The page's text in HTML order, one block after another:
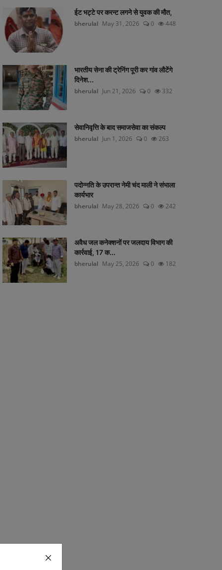
ईट भट्टे पर करन्ट लगने से युवक की मौत,
bherulal May 31, 2026 0 448
भारतीय सेना की ट्रेनिंग पूरी कर गांव लौटेंगे
दिनेश...
bherulal Jun 21, 2026 0 332
सेवानिवृत्ति के बाद समाजसेवा का संकल्प
bherulal Jun 1, 2026 0 263
पदोन्नति के उपरान्त नेमी चंद माली ने संभाला
कार्यभार
bherulal May 28, 2026 0 242
अवैध जल कनेक्शनों पर जलदाय विभाग की
कार्रवाई, 17 क...
bherulal May 25, 2026 0 182